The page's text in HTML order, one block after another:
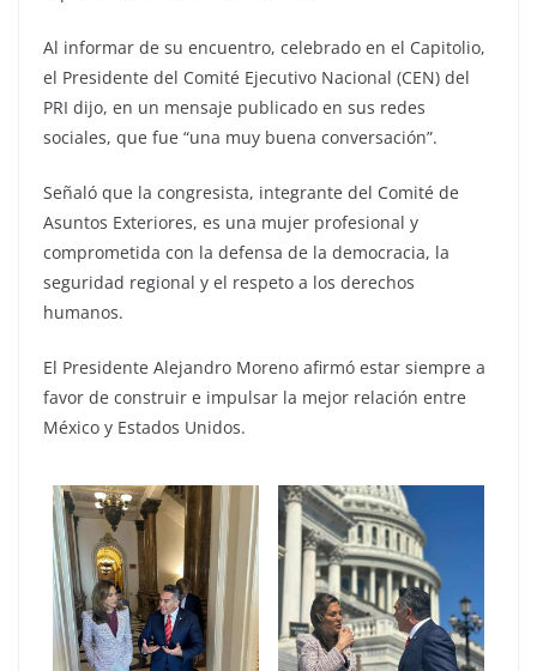
Al informar de su encuentro, celebrado en el Capitolio,
el Presidente del Comité Ejecutivo Nacional (CEN) del
PRI dijo, en un mensaje publicado en sus redes
sociales, que fue “una muy buena conversación”.
Señaló que la congresista, integrante del Comité de
Asuntos Exteriores, es una mujer profesional y
comprometida con la defensa de la democracia, la
seguridad regional y el respeto a los derechos
humanos.
El Presidente Alejandro Moreno afirmó estar siempre a
favor de construir e impulsar la mejor relación entre
México y Estados Unidos.